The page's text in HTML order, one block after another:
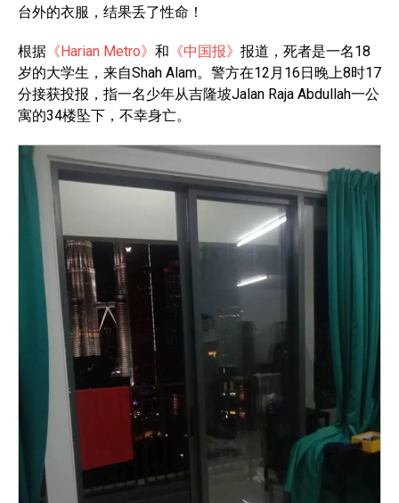
台外的衣服，结果丢了性命！
根据 《Harian Metro》 和 《中国报》 报道，死者是一名18
岁的大学生，来自Shah Alam。警方在12月16日晚上8时17
分接获投报，指一名少年从吉隆坡Jalan Raja Abdullah一公
寓的34楼坠下，不幸身亡。